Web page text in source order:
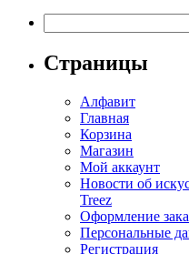
Страницы
Алфавит
Главная
Корзина
Магазин
Мой аккаунт
Новости об
Treez
Оформление
Персональные
Регистрация